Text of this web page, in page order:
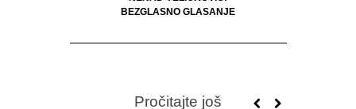
BEZGLASNO GLASANJE
Pročitajte još